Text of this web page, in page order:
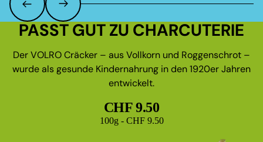
PASST GUT ZU CHARCUTERIE
Der VOLRO Cräcker – aus Vollkorn und Roggenschrot –
wurde als gesunde Kindernahrung in den 1920er Jahren
entwickelt.
CHF 9.50
Grundpreis
100g - CHF 9.50